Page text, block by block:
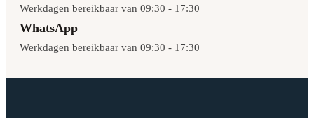
Werkdagen bereikbaar van 09:30 - 17:30
WhatsApp
Werkdagen bereikbaar van 09:30 - 17:30